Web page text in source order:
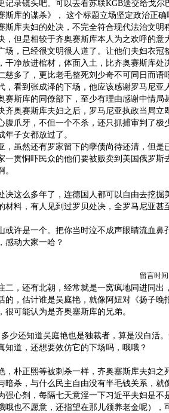
记录镜头吧。可以去看苏联KGB送交给戈尔
斯库的谋杀》， 这个标题立场坚定政治正
斯库夫妇的处决，不完全符合现代法治文明
，但是相较于齐奥赛斯库本人为之欢呼的意
场，已经很文明很人道了。让他们夫妇衣冠
干净放进棺材，体面入土，比齐奥赛斯库处
慈多了，更比老毛整死刘少奇不可同日而语
，看到张成泽的下场，他应该感谢罗马尼亚
赛斯库的同僚部下，至少有理由感谢中情局
齐奥赛斯库夫妇之后，罗马尼亚执政当局立
腹爪牙，不但一个不杀，还只抓捕审判了极
年子女都放过了。
，虽然还有罗家留下的孽债尚待还清，但是
一贯恫吓民众的他们要被贩卖到美国俄罗斯
。
决这么多年了，连德国人都可以自由去挖掘
材料，有人见到过罗贝处决，全罗马尼亚甚
或许是一个。把你当时泣不成声眼睛流血鼻
感动大家一哈？
留言时间
二，还有北朝，经常就是一窝疯地同进同出
的，估计谁是吴庭艳，就像阿妞对《扬子晚
很可能认为是齐奥塞斯库的兄弟。
少还知道吴庭艳也是独裁者，算是没白活
知道，还想要效仿它的下场吗，哦哦？
，朴正熙等被刺杀一样，齐奥塞斯库夫妇之
暗杀，与什么民主自由没有半毛钱关系，就
强心剂，每隔七天意淫一下习近平夫妇是不
哦也不愿意，还指望在那儿领养老金呢），